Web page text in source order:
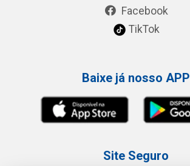
Facebook
TikTok
Baixe já nosso APP
Site Seguro